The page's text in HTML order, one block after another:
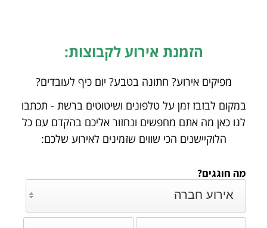
הזמנת אירוע לקבוצות:
מפיקים אירוע? חתונה בטבע? יום כיף לעובדים?
במקום לבזבז זמן על טלפונים ושיטוטים ברשת - תכתבו
לנו כאן מה אתם מחפשים ונחזור אליכםבהקדם עם כל
הלוקיישנים הכי שווים שזמינים לאירוע שלכם:
מה חוגגים?
אירוע חברה